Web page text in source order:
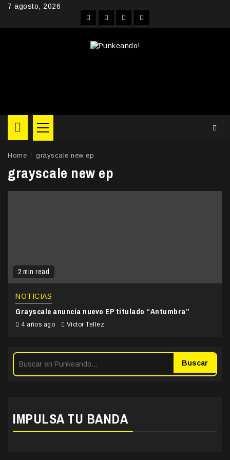
Skip7 agosto, 2026
FacebookInstagram
YouTubeTwitter
Primary
Menu
Home grayscale new ep
grayscale new ep
2 min read
NOTICIAS
Grayscale anuncia nuevo EP titulado “Antumbra”
4 años ago Victor Tellez
Buscar
IMPULSA TU BANDA